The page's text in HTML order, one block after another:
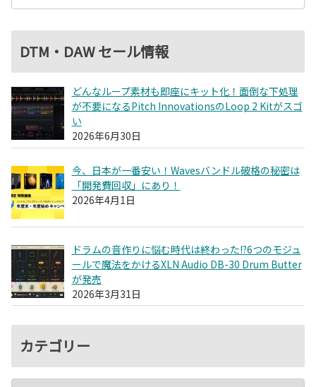
DTM・DAW セール情報
どんなループ素材も即座にキット化！面倒な下処理
が不要になるPitch InnovationsのLoop 2 Kitがスゴ
い
2026年6月30日
今、日本が一番安い！Wavesバンドル破格の秘密は
「開発費回収」にあり！
2026年4月1日
ドラムの音作りに悩む時代は終わった!?6つのモジュ
ールで魔法をかけるXLN Audio DB-30 Drum Butter
が発売
2026年3月31日
カテゴリー